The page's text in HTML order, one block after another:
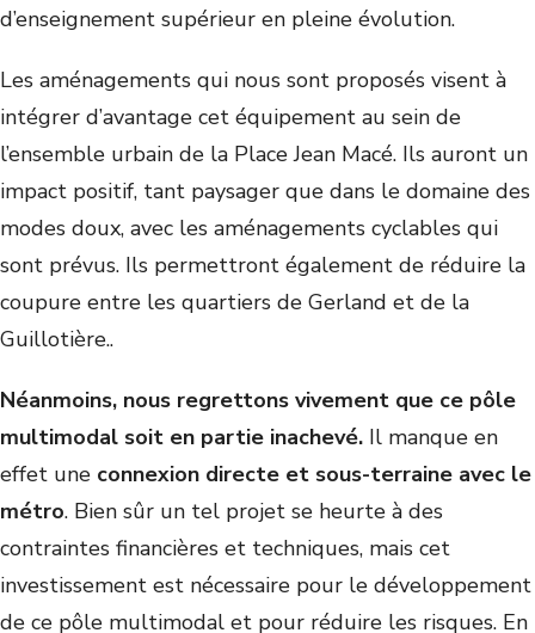
d’enseignement supérieur en pleine évolution.
Les aménagements qui nous sont proposés visent à
intégrer d’avantage cet équipement au sein de
l’ensemble urbain de la Place Jean Macé. Ils auront un
impact positif, tant paysager que dans le domaine des
modes doux, avec les aménagements cyclables qui
sont prévus. Ils permettront également de réduire la
coupure entre les quartiers de Gerland et de la
Guillotière..
Néanmoins, nous regrettons vivement que ce pôle
multimodal soit en partie inachevé. Il manque en
effet une connexion directe et sous-terraine avec le
métro. Bien sûr un tel projet se heurte à des
contraintes financières et techniques, mais cet
investissement est nécessaire pour le développement
de ce pôle multimodal et pour réduire les risques. En